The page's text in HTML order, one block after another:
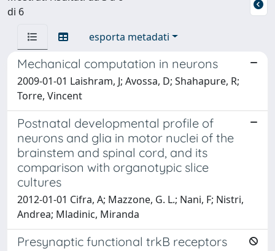
di 6
esporta metadati
Mechanical computation in neurons
2009-01-01 Laishram, J; Avossa, D; Shahapure, R;
Torre, Vincent
Postnatal developmental profile of
neurons and glia in motor nuclei of the
brainstem and spinal cord, and its
comparison with organotypic slice
cultures
2012-01-01 Cifra, A; Mazzone, G. L.; Nani, F; Nistri,
Andrea; Mladinic, Miranda
Presynaptic functional trkB receptors